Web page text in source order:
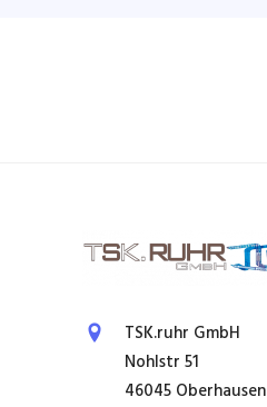
TSK.ruhr GmbH
Nohlstr 51
46045 Oberhausen